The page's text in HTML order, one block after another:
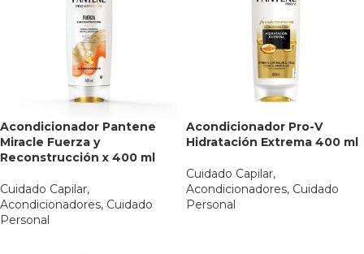
Acondicionador Pantene
Miracle Fuerza y
Reconstrucción x 400 ml
Cuidado Capilar,
Acondicionadores, Cuidado
Personal
Acondicionador Pro-V
Hidratación Extrema 400 ml
Cuidado Capilar,
Acondicionadores, Cuidado
Personal